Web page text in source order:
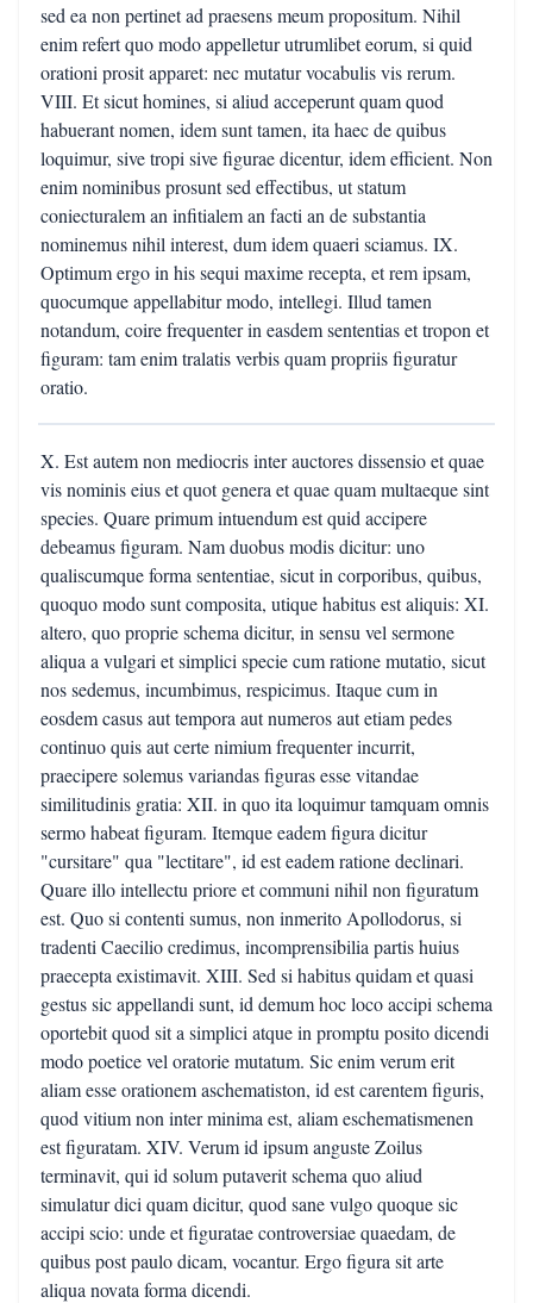
sed ea non pertinet ad praesens meum propositum. Nihil
enim refert quo modo appelletur utrumlibet eorum, si quid
orationi prosit apparet: nec mutatur vocabulis vis rerum.
VIII. Et sicut homines, si aliud acceperunt quam quod
habuerant nomen, idem sunt tamen, ita haec de quibus
loquimur, sive tropi sive figurae dicentur, idem efficient. Non
enim nominibus prosunt sed effectibus, ut statum
coniecturalem an infitialem an facti an de substantia
nominemus nihil interest, dum idem quaeri sciamus. IX.
Optimum ergo in his sequi maxime recepta, et rem ipsam,
quocumque appellabitur modo, intellegi. Illud tamen
notandum, coire frequenter in easdem sententias et tropon et
figuram: tam enim tralatis verbis quam propriis figuratur
oratio.
X. Est autem non mediocris inter auctores dissensio et quae
vis nominis eius et quot genera et quae quam multaeque sint
species. Quare primum intuendum est quid accipere
debeamus figuram. Nam duobus modis dicitur: uno
qualiscumque forma sententiae, sicut in corporibus, quibus,
quoquo modo sunt composita, utique habitus est aliquis: XI.
altero, quo proprie schema dicitur, in sensu vel sermone
aliqua a vulgari et simplici specie cum ratione mutatio, sicut
nos sedemus, incumbimus, respicimus. Itaque cum in
eosdem casus aut tempora aut numeros aut etiam pedes
continuo quis aut certe nimium frequenter incurrit,
praecipere solemus variandas figuras esse vitandae
similitudinis gratia: XII. in quo ita loquimur tamquam omnis
sermo habeat figuram. Itemque eadem figura dicitur
"cursitare" qua "lectitare", id est eadem ratione declinari.
Quare illo intellectu priore et communi nihil non figuratum
est. Quo si contenti sumus, non inmerito Apollodorus, si
tradenti Caecilio credimus, incomprensibilia partis huius
praecepta existimavit. XIII. Sed si habitus quidam et quasi
gestus sic appellandi sunt, id demum hoc loco accipi schema
oportebit quod sit a simplici atque in promptu posito dicendi
modo poetice vel oratorie mutatum. Sic enim verum erit
aliam esse orationem aschematiston, id est carentem figuris,
quod vitium non inter minima est, aliam eschematismenen
est figuratam. XIV. Verum id ipsum anguste Zoilus
terminavit, qui id solum putaverit schema quo aliud
simulatur dici quam dicitur, quod sane vulgo quoque sic
accipi scio: unde et figuratae controversiae quaedam, de
quibus post paulo dicam, vocantur. Ergo figura sit arte
aliqua novata forma dicendi.